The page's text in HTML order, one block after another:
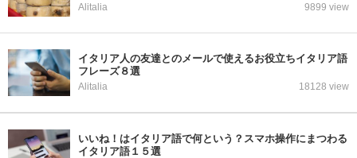
Alitalia 9899 view
イタリア人の友達とのメールで使えるお役立ちイタリア語
フレーズ８選
Alitalia 18128 view
いいね！はイタリア語で何という？スマホ操作にまつわる
イタリア語１５選